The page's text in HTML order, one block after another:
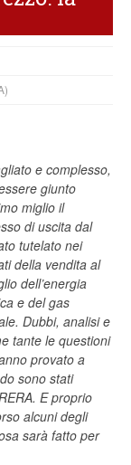
e complesso,
giunto
miglio il
di uscita dal
tutelato nei
della vendita al
dell’energia
e del gas
Dubbi, analisi e
tante le questioni
provato a
sono stati
E proprio
alcuni degli
sarà fatto per